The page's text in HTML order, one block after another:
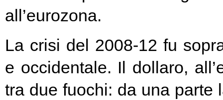
all’eurozona.
La crisi del 2008-12 fu
e occidentale. Il dollaro,
tra due fuochi: da una parte